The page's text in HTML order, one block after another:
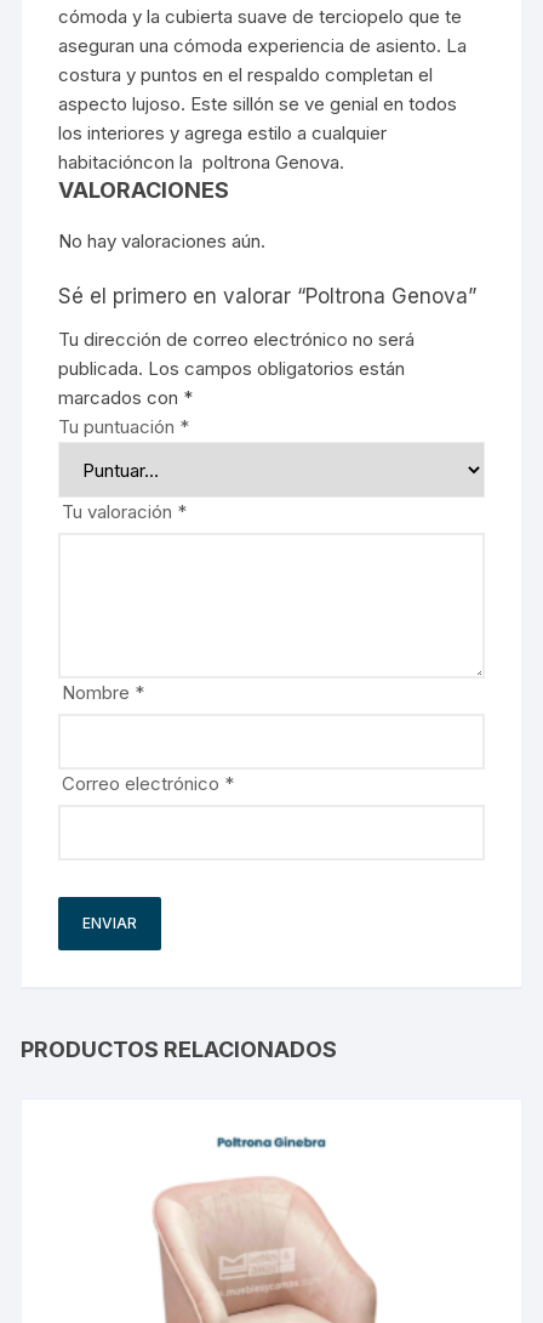
cómoda y la cubierta suave de terciopelo que te
aseguran una cómoda experiencia de asiento. La
costura y puntos en el respaldo completan el
aspecto lujoso. Este sillón se ve genial en todos
los interiores y agrega estilo a cualquier
habitacióncon la poltrona Genova.
VALORACIONES
No hay valoraciones aún.
Sé el primero en valorar “Poltrona Genova”
Tu dirección de correo electrónico no será
publicada. Los campos obligatorios están
marcados con *
Tu puntuación *
Tu valoración *
Nombre *
Correo electrónico *
PRODUCTOS RELACIONADOS